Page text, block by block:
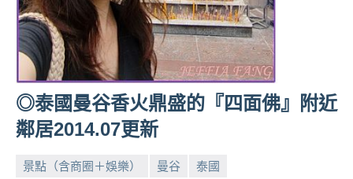
持、
學
校
業
講
座、
部
落
◎泰國曼谷香火鼎盛的『四面佛』附近
鄰居2014.07更新
景點（含商圈＋娛樂） 曼谷
泰國